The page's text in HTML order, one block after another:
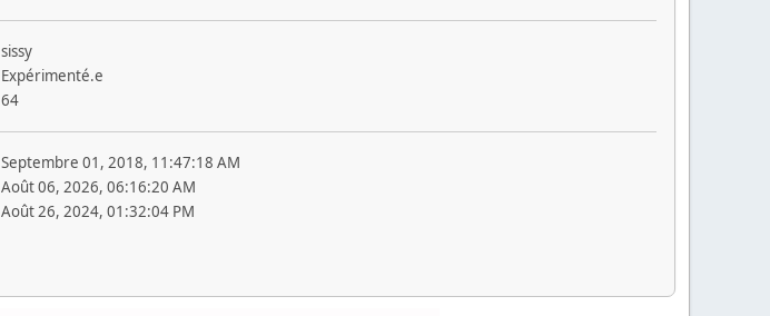
sissy
Expérimenté.e
64
Septembre 01, 2018, 11:47:18 AM
Août 06, 2026, 06:16:20 AM
Août 26, 2024, 01:32:04 PM